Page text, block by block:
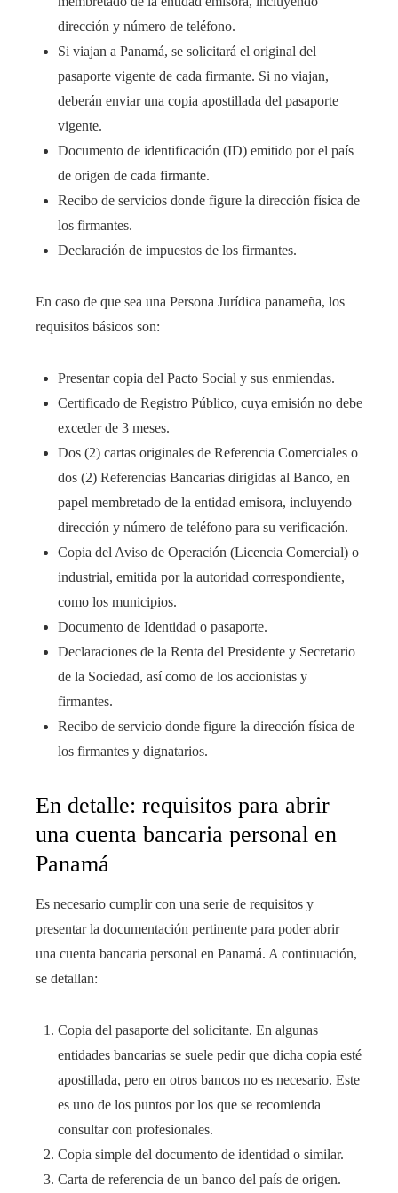
dirección y número de teléfono.
Si viajan a Panamá, se solicitará el original del
pasaporte vigente de cada firmante. Si no viajan,
deberán enviar una copia apostillada del pasaporte
vigente.
Documento de identificación (ID) emitido por el país
de origen de cada firmante.
Recibo de servicios donde figure la dirección física de
los firmantes.
Declaración de impuestos de los firmantes.
En caso de que sea una Persona Jurídica panameña, los
requisitos básicos son:
Presentar copia del Pacto Social y sus enmiendas.
Certificado de Registro Público, cuya emisión no debe
exceder de 3 meses.
Dos (2) cartas originales de Referencia Comerciales o
dos (2) Referencias Bancarias dirigidas al Banco, en
papel membretado de la entidad emisora, incluyendo
dirección y número de teléfono para su verificación.
Copia del Aviso de Operación (Licencia Comercial) o
industrial, emitida por la autoridad correspondiente,
como los municipios.
Documento de Identidad o pasaporte.
Declaraciones de la Renta del Presidente y Secretario
de la Sociedad, así como de los accionistas y
firmantes.
Recibo de servicio donde figure la dirección física de
los firmantes y dignatarios.
En detalle: requisitos para abrir
una cuenta bancaria personal en
Panamá
Es necesario cumplir con una serie de requisitos y
presentar la documentación pertinente para poder abrir
una cuenta bancaria personal en Panamá. A continuación,
se detallan:
Copia del pasaporte del solicitante. En algunas
entidades bancarias se suele pedir que dicha copia esté
apostillada, pero en otros bancos no es necesario. Este
es uno de los puntos por los que se recomienda
consultar con profesionales.
Copia simple del documento de identidad o similar.
Carta de referencia de un banco del país de origen.